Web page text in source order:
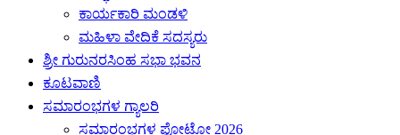
ಕಾರ್ಯಕಾರಿ ಮಂಡಳಿ
ಮಹಿಳಾ ವೇದಿಕೆ ಸದಸ್ಯರು
ಶ್ರೀ ಗುರುನರಸಿಂಹ ಸಭಾ ಭವನ
ಕೂಟವಾಣಿ
ಸಮಾರಂಭಗಳ ಗ್ಯಾಲರಿ
ಸಮಾರಂಭಗಳ ಫೋಟೋ 2026